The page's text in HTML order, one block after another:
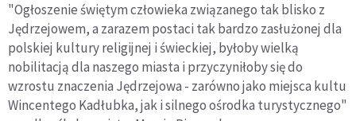
"Ogłoszenie świętym człowieka związanego tak blisko z
Jędrzejowem, a zarazem postaci tak bardzo zasłużonej dla
polskiej kultury religijnej i świeckiej, byłoby wielką
nobilitacją dla naszego miasta i przyczyniłoby się do
wzrostu znaczenia Jędrzejowa - zarówno jako miejsca kultu
Wincentego Kadłubka, jak i silnego ośrodka turystycznego"